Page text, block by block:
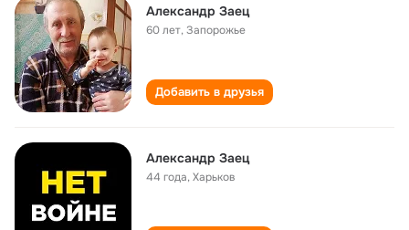
Александр Заец
60 лет,Запорожье
Добавить в друзья
Александр Заец
44 года,Харьков